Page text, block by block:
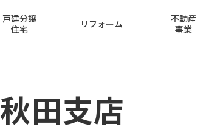
戸建分譲
住宅
リフォーム
不動産
事業
トップメッセージ
秋田支店